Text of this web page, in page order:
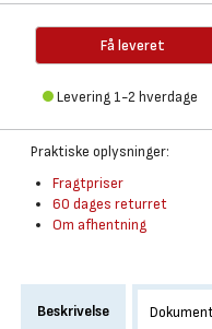
Få leveret
Levering 1-2 hverdage
Praktiske oplysninger:
Fragtpriser
60 dages returret
Om afhentning
Beskrivelse